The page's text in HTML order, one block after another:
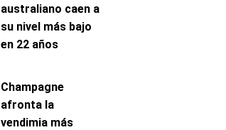
australiano caen a
su nivel más bajo
en 22 años
Champagne
afronta la
vendimia más